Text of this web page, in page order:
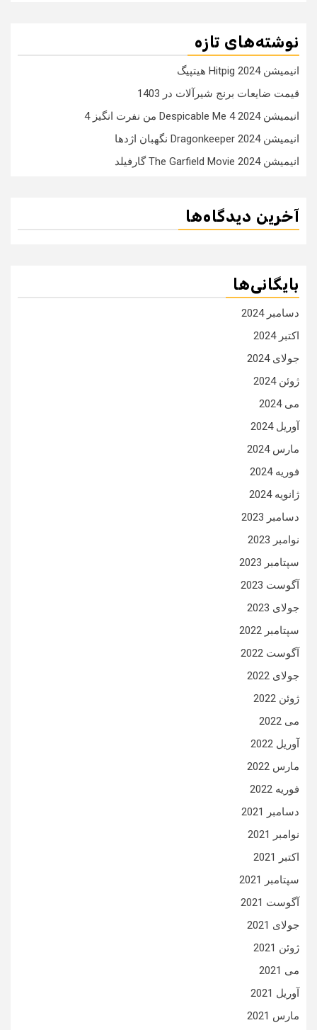
نوشته‌های تازه
انیمیشن Hitpig 2024 هیتپیگ
قیمت ضایعات برنج شیرآلات در 1403
انیمیشن Despicable Me 4 2024 من نفرت انگیز 4
انیمیشن Dragonkeeper 2024 نگهبان اژدها
انیمیشن The Garfield Movie 2024 گارفیلد
آخرین دیدگاه‌ها
بایگانی‌ها
دسامبر 2024
اکتبر 2024
جولای 2024
ژوئن 2024
می 2024
آوریل 2024
مارس 2024
فوریه 2024
ژانویه 2024
دسامبر 2023
نوامبر 2023
سپتامبر 2023
آگوست 2023
جولای 2023
سپتامبر 2022
آگوست 2022
جولای 2022
ژوئن 2022
می 2022
آوریل 2022
مارس 2022
فوریه 2022
دسامبر 2021
نوامبر 2021
اکتبر 2021
سپتامبر 2021
آگوست 2021
جولای 2021
ژوئن 2021
می 2021
آوریل 2021
مارس 2021